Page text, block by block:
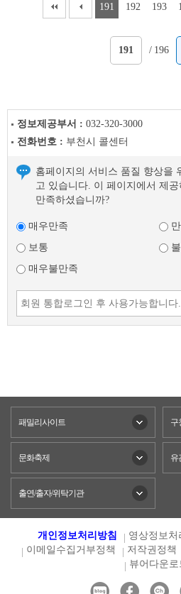
191 192 193
/ 196
정보제공부서 : 032-320-3000
전화번호 : 부천시 콜센터
홈페이지의 서비스 품질 향상을
고 있습니다. 이 페이지에서 제
만족하셨습니까?
매우만족
보통
매우불만족
패밀리사이트 구
문화축제 유
출연/출자/위탁기관
개인정보처리방침
영상정보처
이메일수집거부정책
저작권정책
뷰어다운로